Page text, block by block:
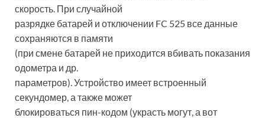
скорость. При случайной
разрядке батарей и отключении FC 525 все данные
сохраняются в памяти
(при смене батарей не приходится вбивать показания
одометра и др.
параметров). Устройство имеет встроенный
секундомер, а также может
блокироваться пин-кодом (украсть могут, а вот